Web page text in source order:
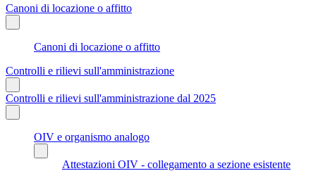
Canoni di locazione o affitto
Canoni di locazione o affitto
Controlli e rilievi sull'amministrazione
Controlli e rilievi sull'amministrazione dal 2025
OIV e organismo analogo
Attestazioni OIV - collegamento a sezione esistente